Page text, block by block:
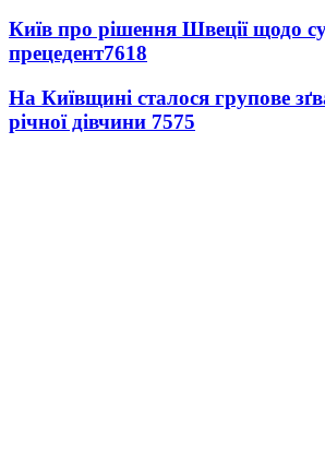
Київ про рішення Швеції щодо
прецедент7618
На Київщині сталося групове
річної дівчини 7575